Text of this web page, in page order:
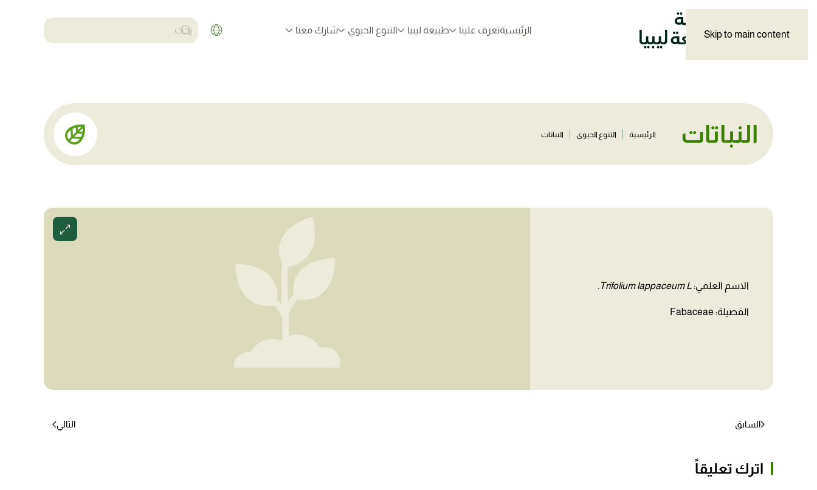
Skip to main content الرئيسيةتعرف علينا طبيعة ليبيا التنوع الحيوي شارك معنا
النباتات الرئيسية التنوع الحيوي النباتات
الاسم العلمي: Trifolium lappaceum L.
الفصيلة: Fabaceae
السابق التالي
اترك تعليقاً